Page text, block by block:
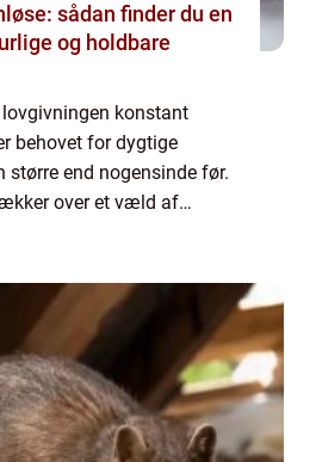
sådan finder du en
og holdbare
lovgivningen konstant
behovet for dygtige
større end nogensinde før.
over et væld af